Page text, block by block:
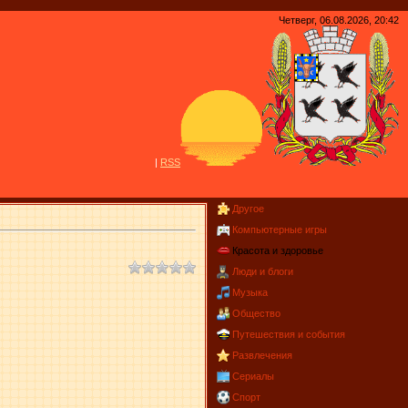
Четверг, 06.08.2026, 20:42
| RSS
Другое
Компьютерные игры
Красота и здоровье
Люди и блоги
Музыка
Общество
Путешествия и события
Развлечения
Сериалы
Спорт